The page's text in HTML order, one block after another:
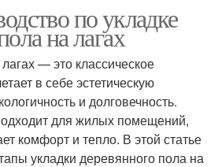
по укладке
на лагах
— это классическое
в себе эстетическую
и долговечность.
для жилых помещений,
комфорт и тепло. В этой статье
укладки деревянного пола на